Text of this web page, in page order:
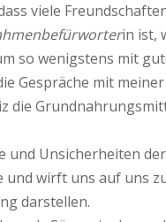
viele
in ist,
so wenigstens mit
Gespräche mit
die
und Unsicherheiten
wirft uns auf uns
darstellen.